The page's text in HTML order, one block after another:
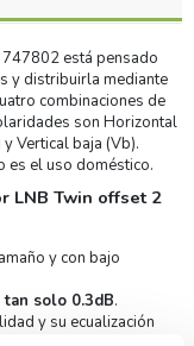
está pensado
y distribuirla mediante
combinaciones de
son Horizontal
Vertical baja (Vb).
es el uso doméstico.
LNB Twin offset 2
y con bajo
solo 0.3dB.
y su ecualización